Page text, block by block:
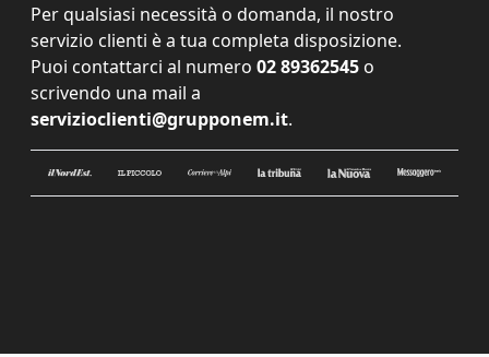
Per qualsiasi necessità o domanda, il nostro
servizio clienti è a tua completa disposizione.
Puoi contattarci al numero 02 89362545 o
scrivendo una mail a
servizioclienti@grupponem.it.